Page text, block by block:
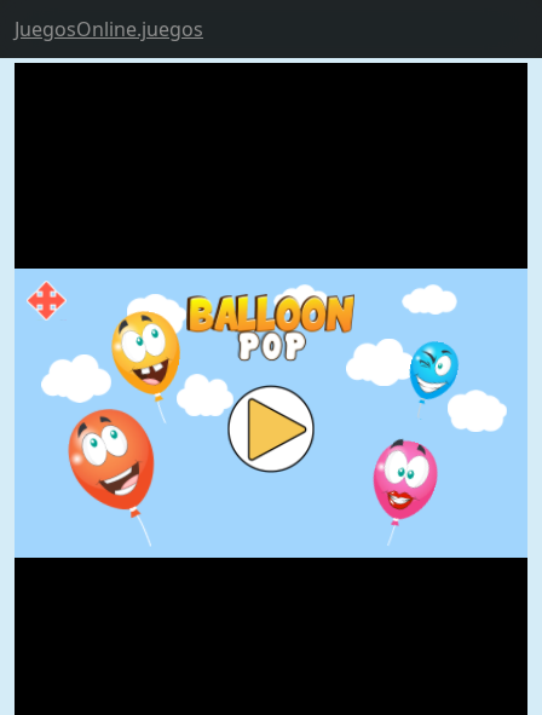
JuegosOnline.juegos